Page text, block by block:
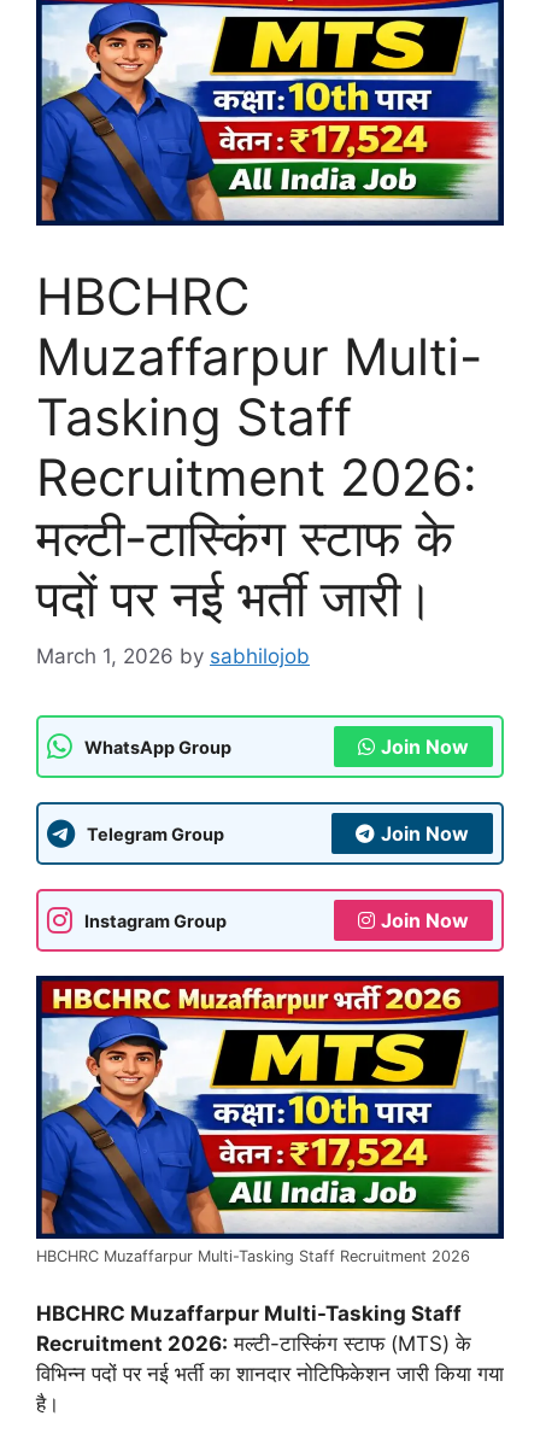
HBCHRC
Muzaffarpur Multi-
Tasking Staff
Recruitment 2026:
मल्टी-टास्किंग स्टाफ के
पदों पर नई भर्ती जारी।
March 1, 2026 by sabhilojob
WhatsApp Group Join Now
Telegram Group Join Now
Instagram Group Join Now
HBCHRC Muzaffarpur Multi-Tasking Staff Recruitment 2026
HBCHRC Muzaffarpur Multi-Tasking Staff
Recruitment 2026: मल्टी-टास्किंग स्टाफ (MTS) के
विभिन्न पदों पर नई भर्ती का शानदार नोटिफिकेशन जारी किया गया
है।